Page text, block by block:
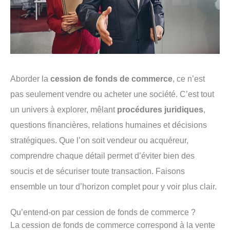
Aborder la cession de fonds de commerce, ce n’est
pas seulement vendre ou acheter une société. C’est tout
un univers à explorer, mêlant procédures juridiques,
questions financières, relations humaines et décisions
stratégiques. Que l’on soit vendeur ou acquéreur,
comprendre chaque détail permet d’éviter bien des
soucis et de sécuriser toute transaction. Faisons
ensemble un tour d’horizon complet pour y voir plus clair.
Qu’entend-on par cession de fonds de commerce ?
La cession de fonds de commerce correspond à la vente